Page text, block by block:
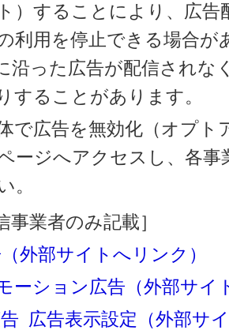
）することにより、広
利用を停止できる場合が
沿った広告が配信されな
することがあります。
で広告を無効化（オプト
ージへアクセスし、各
。
事業者のみ記載］
外部サイトへリンク）
ーション広告（外部サイ
告 広告表示設定（外部サ